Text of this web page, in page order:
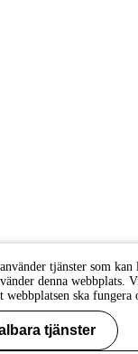
KTH
tjänster som
denna webbplats.
webbplatsen ska fungera
tjänster